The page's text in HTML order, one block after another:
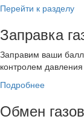
Перейти к разделу
Заправка
Заправим ваши
контролем
Подробнее
Обмен